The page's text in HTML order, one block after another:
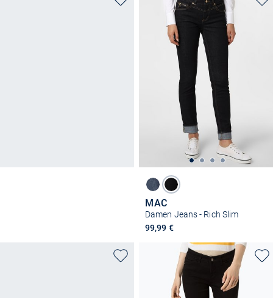
MAC
Damen Jeans - Rich Slim
99,99 €